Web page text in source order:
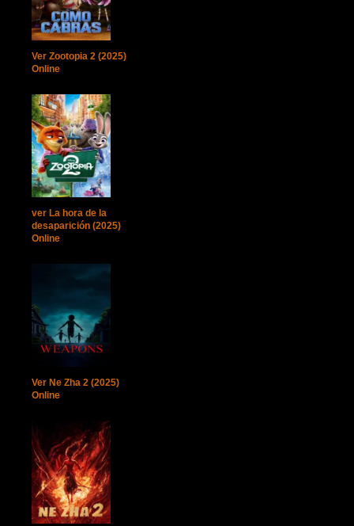
Ver Zootopia 2 (2025)
Online
ver La hora de la
desaparición (2025)
Online
Ver Ne Zha 2 (2025)
Online